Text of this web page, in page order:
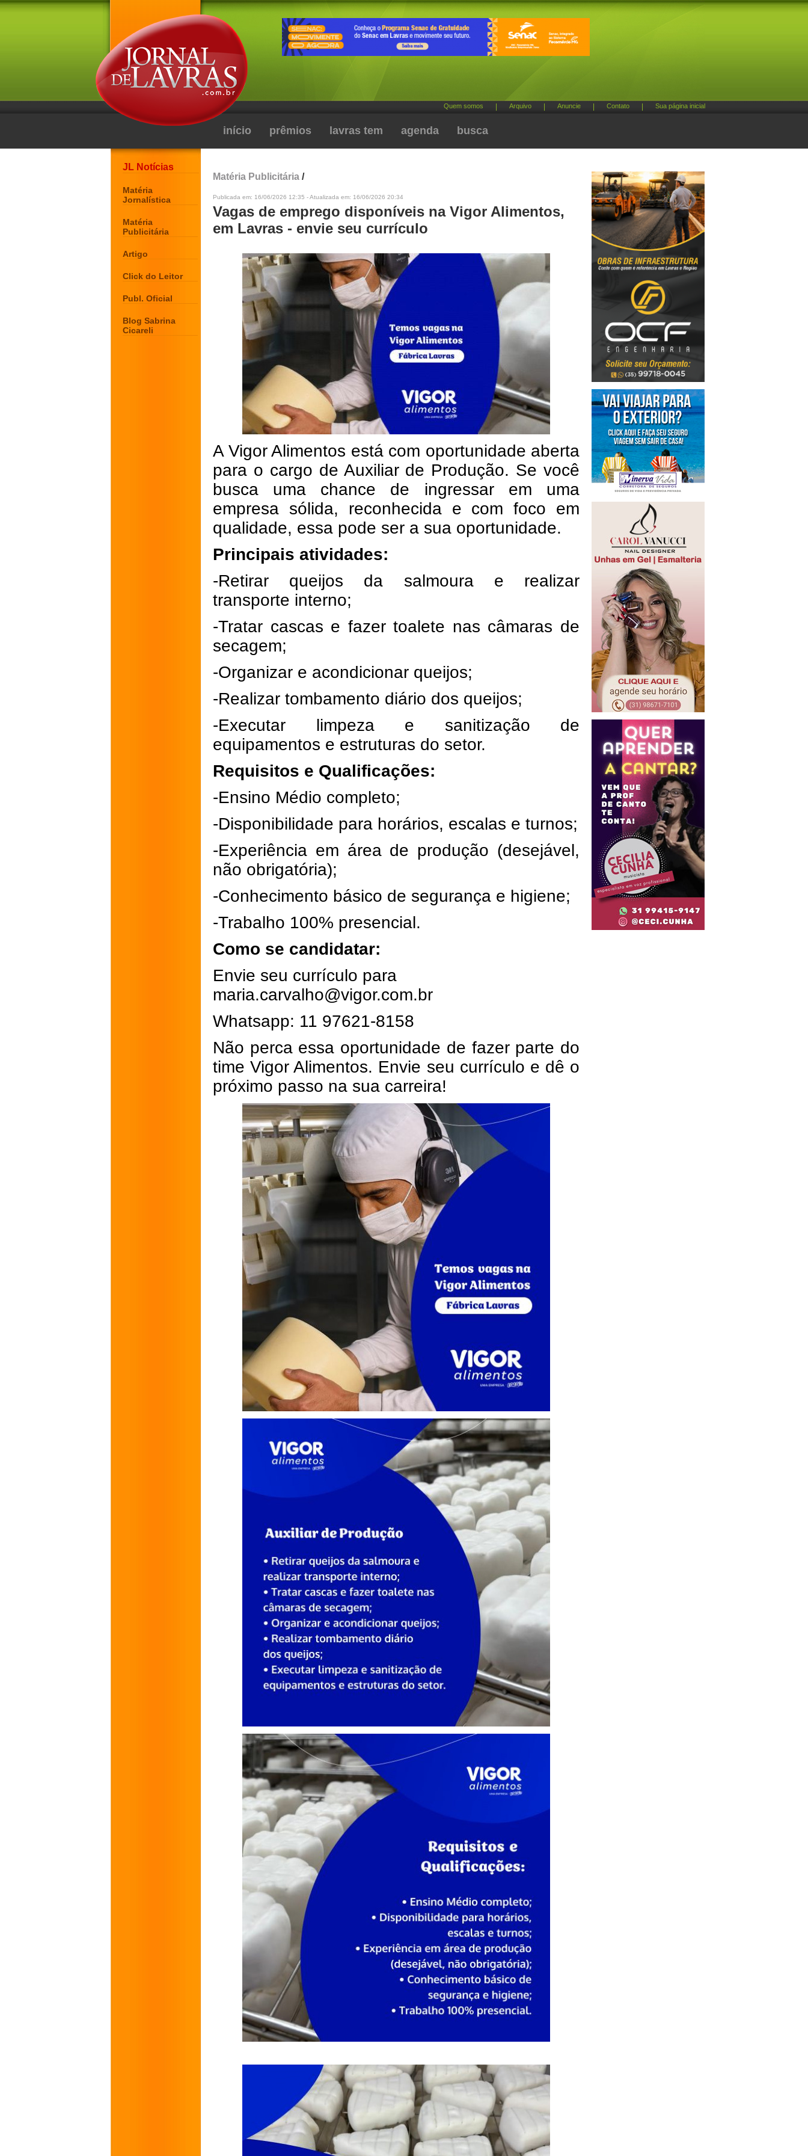
Quem somos Arquivo Anuncie Contato Sua página inicial
início prêmios lavras tem agenda busca
JL Notícias
Matéria
Jornalística
Matéria
Publicitária
Artigo
Click do Leitor
Publ. Oficial
Blog Sabrina
Cicareli
Matéria Publicitária /
Publicada em: 16/06/2026 12:35 - Atualizada em: 16/06/2026 20:34
Vagas de emprego disponíveis na Vigor Alimentos,
em Lavras - envie seu currículo
A Vigor Alimentos está com oportunidade aberta
para o cargo de Auxiliar de Produção. Se você
busca uma chance de ingressar em uma
empresa sólida, reconhecida e com foco em
qualidade, essa pode ser a sua oportunidade.
Principais atividades:
-Retirar queijos da salmoura e realizar
transporte interno;
-Tratar cascas e fazer toalete nas câmaras de
secagem;
-Organizar e acondicionar queijos;
-Realizar tombamento diário dos queijos;
-Executar limpeza e sanitização de
equipamentos e estruturas do setor.
Requisitos e Qualificações:
-Ensino Médio completo;
-Disponibilidade para horários, escalas e turnos;
-Experiência em área de produção (desejável,
não obrigatória);
-Conhecimento básico de segurança e higiene;
-Trabalho 100% presencial.
Como se candidatar:
Envie seu currículo para
maria.carvalho@vigor.com.br
Whatsapp: 11 97621-8158
Não perca essa oportunidade de fazer parte do
time Vigor Alimentos. Envie seu currículo e dê o
próximo passo na sua carreira!